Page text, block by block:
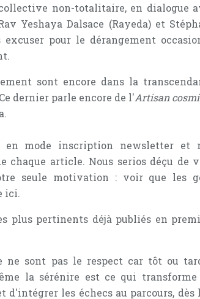
non-totalitaire, en dialogue
Yeshaya Dalsace (Rayeda) et
pour le dérangement
sont encore dans la
dernier parle encore de l'Artisan
en mode inscription newsletter et
chaque article. Nous serios déçu de
seule motivation : voir que les
ici.
plus pertinents déjà publiés en
ne sont pas le respect car tôt ou
la sérénire est ce qui
d'intégrer les échecs au parcours, dès